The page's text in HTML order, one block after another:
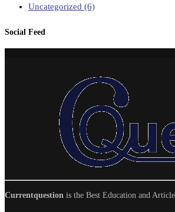
Uncategorized (6)
Social Feed
Currentquestion is the Best Education and